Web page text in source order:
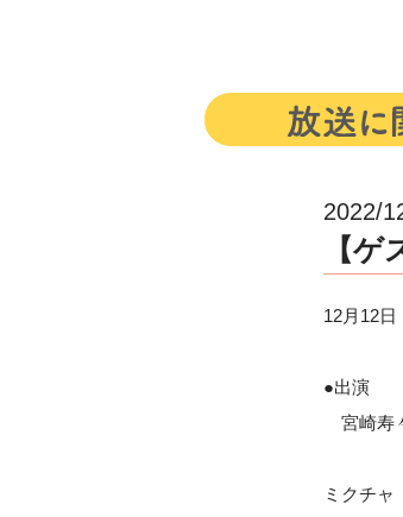
2022/
【
12月12日
●出演
宮崎寿
ミクチャ